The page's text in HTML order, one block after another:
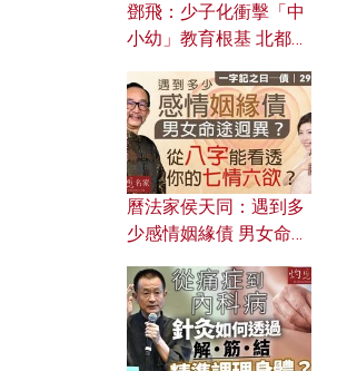
鄧飛：少子化衝擊「中
小幼」教育根基 北都如
曆法家侯天同：遇到多
少感情姻緣債 男女命途
的七情六欲？